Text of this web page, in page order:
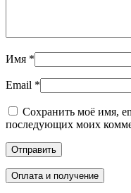
Имя *
Email *
Сохранить моё имя,
последующих моих
Оплата и получение